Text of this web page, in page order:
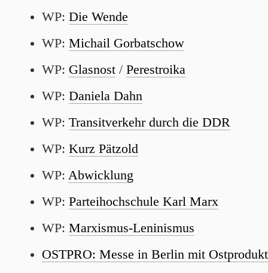
WP: Die Wende
WP: Michail Gorbatschow
WP: Glasnost / Perestroika
WP: Daniela Dahn
WP: Transitverkehr durch die DDR
WP: Kurz Pätzold
WP: Abwicklung
WP: Parteihochschule Karl Marx
WP: Marxismus-Leninismus
OSTPRO: Messe in Berlin mit